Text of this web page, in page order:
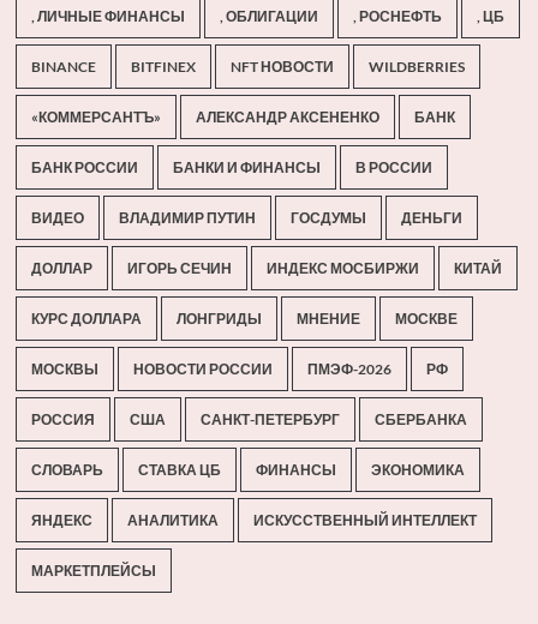
, ЛИЧНЫЕ ФИНАНСЫ , ОБЛИГАЦИИ , РОСНЕФТЬ , ЦБ
BINANCE BITFINEX NFT НОВОСТИ WILDBERRIES
«КОММЕРСАНТЪ» АЛЕКСАНДР АКСЕНЕНКО БАНК
БАНК РОССИИ БАНКИ И ФИНАНСЫ В РОССИИ
ВИДЕО ВЛАДИМИР ПУТИН ГОСДУМЫ ДЕНЬГИ
ДОЛЛАР ИГОРЬ СЕЧИН ИНДЕКС МОСБИРЖИ КИТАЙ
КУРС ДОЛЛАРА ЛОНГРИДЫ МНЕНИЕ МОСКВЕ
МОСКВЫ НОВОСТИ РОССИИ ПМЭФ-2026 РФ
РОССИЯ США САНКТ-ПЕТЕРБУРГ СБЕРБАНКА
СЛОВАРЬ СТАВКА ЦБ ФИНАНСЫ ЭКОНОМИКА
ЯНДЕКС АНАЛИТИКА ИСКУССТВЕННЫЙ ИНТЕЛЛЕКТ
МАРКЕТПЛЕЙСЫ